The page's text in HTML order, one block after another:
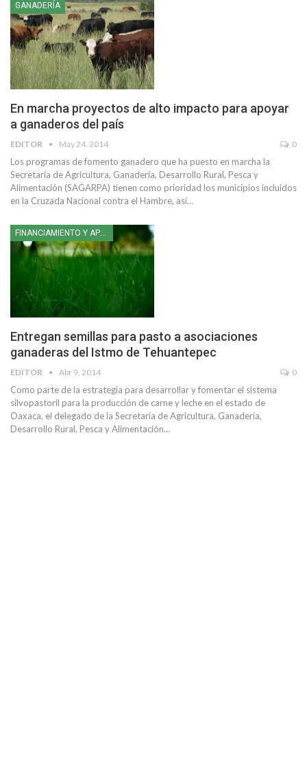
GANADERÍA
En marcha proyectos de alto impacto para apoyar
a ganaderos del país
EDITOR May 24, 2014 0
Los programas de fomento ganadero que ha puesto en marcha la
Secretaría de Agricultura, Ganadería, Desarrollo Rural, Pesca y
Alimentación (SAGARPA) tienen como prioridad los municipios incluidos
en la Cruzada Nacional contra el Hambre, así…
FINANCIAMIENTO Y APOYOS
Entregan semillas para pasto a asociaciones
ganaderas del Istmo de Tehuantepec
EDITOR Abr 9, 2014 0
Como parte de la estrategia para desarrollar y fomentar el sistema
silvopastoril para la producción de carne y leche en el estado de
Oaxaca, el delegado de la Secretaría de Agricultura, Ganadería,
Desarrollo Rural, Pesca y Alimentación…